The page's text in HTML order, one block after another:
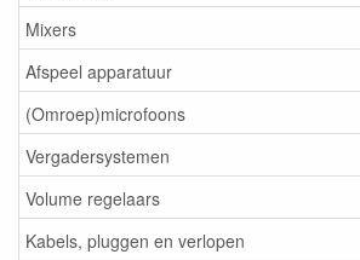
Mixers
Afspeel apparatuur
(Omroep)microfoons
Vergadersystemen
Volume regelaars
Kabels, pluggen en verlopen